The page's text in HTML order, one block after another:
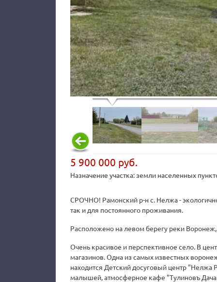
5 900 000 руб.
Назначение участка: земли населенных
СРОЧНО! Рамонский р-н с. Нелжа -
так и для постоянного проживания.
Расположено на левом берегу реки
Очень красивое и перспективное село. В
магазинов. Одна из самых известных
находится Детский досуговый центр
малышей, атмосферное кафе "Тулиновъ